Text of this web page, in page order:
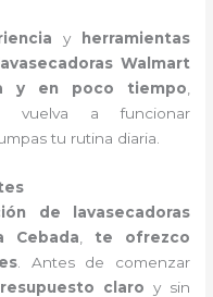
y
herramientas
lavasecadoras Walmart
y en poco tiempo
vuelva a funcionar
tu rutina diaria.
de lavasecadoras
Cebada
te ofrezco
. Antes de comenzar
claro y sin